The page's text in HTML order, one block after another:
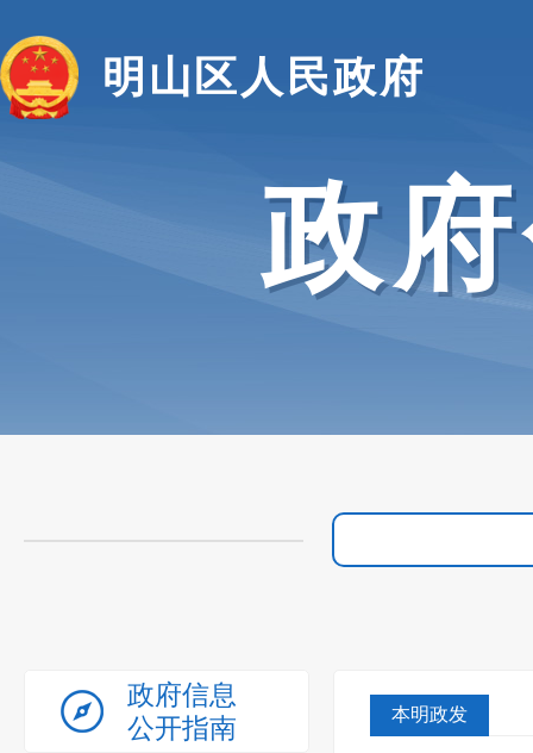
明山区人民政府
政
政府信息
公开指南
本明政发